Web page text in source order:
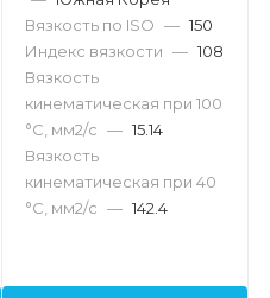
Вязкость по ISO — 150
Индекс вязкости — 108
Вязкость
кинематическая при 100
°С, мм2/с — 15.14
Вязкость
кинематическая при 40
°С, мм2/с — 142.4